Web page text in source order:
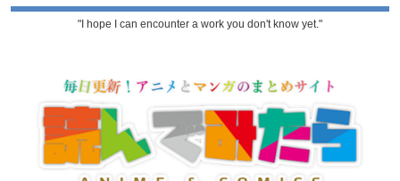
"I hope I can encounter a work you don't know yet."